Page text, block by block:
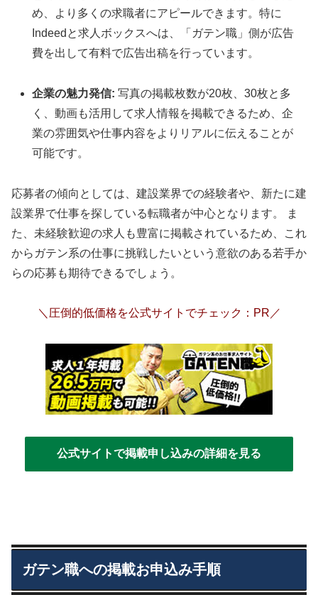
め、より多くの求職者にアピールできます。特に
Indeedと求人ボックスへは、「ガテン職」側が広告
費を出して有料で広告出稿を行っています。
企業の魅力発信: 写真の掲載枚数が20枚、30枚と多
く、動画も活用して求人情報を掲載できるため、企
業の雰囲気や仕事内容をよりリアルに伝えることが
可能です。
応募者の傾向としては、建設業界での経験者や、新たに建
設業界で仕事を探している転職者が中心となります。
ま
た、未経験歓迎の求人も豊富に掲載されているため、これ
からガテン系の仕事に挑戦したいという意欲のある若手か
らの応募も期待できるでしょう。
＼圧倒的低価格を公式サイトでチェック：PR／
公式サイトで掲載申し込みの詳細を見る
ガテン職への掲載お申込み手順